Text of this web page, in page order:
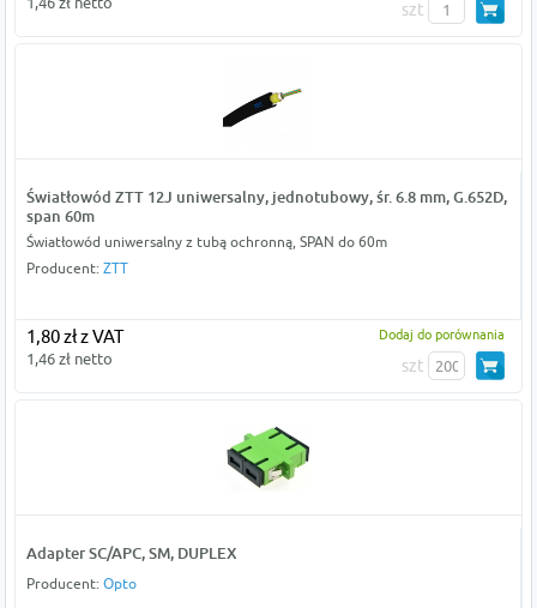
szt
Światłowód ZTT 12J uniwersalny, jednotubowy, śr. 6.8 mm, G.652D,
span 60m
Światłowód uniwersalny z tubą ochronną, SPAN do 60m
Producent: ZTT
1,80 zł z VAT
1,46 zł netto
Dodaj do porównania
szt
Adapter SC/APC, SM, DUPLEX
Producent: Opto